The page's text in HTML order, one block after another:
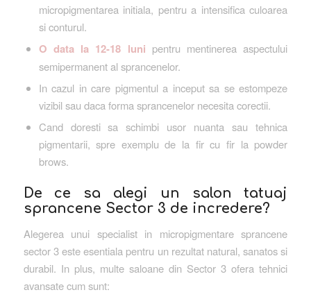
micropigmentarea initiala, pentru a intensifica culoarea
si conturul.
O data la 12-18 luni pentru mentinerea aspectului
semipermanent al sprancenelor.
In cazul in care pigmentul a inceput sa se estompeze
vizibil sau daca forma sprancenelor necesita corectii.
Cand doresti sa schimbi usor nuanta sau tehnica
pigmentarii, spre exemplu de la fir cu fir la powder
brows.
De ce sa alegi un salon tatuaj
sprancene Sector 3 de incredere?
Alegerea unui specialist in micropigmentare sprancene
sector 3 este esentiala pentru un rezultat natural, sanatos si
durabil. In plus, multe saloane din Sector 3 ofera tehnici
avansate cum sunt: